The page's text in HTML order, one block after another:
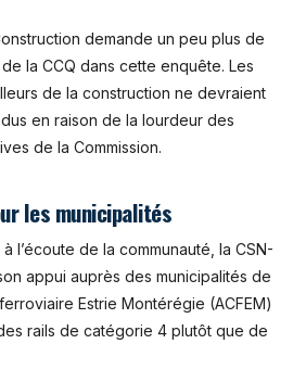
demande un peu plus de
la CCQ dans cette enquête. Les
de la construction ne devraient
en raison de la lourdeur des
de la Commission.
les municipalités
l’écoute de la communauté, la CSN-
appui auprès des municipalités de
Estrie Montérégie (ACFEM)
rails de catégorie 4 plutôt que de